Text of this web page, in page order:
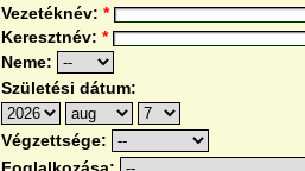
Vezetéknév: *
Keresztnév: *
Neme:
Születési dátum:
Végzettsége: